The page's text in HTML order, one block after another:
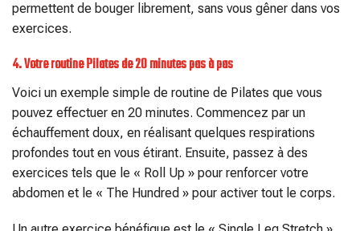
permettent de bouger librement, sans vous gêner dans vos
exercices.
4. Votre routine Pilates de 20 minutes pas à pas
Voici un exemple simple de routine de Pilates que vous
pouvez effectuer en 20 minutes. Commencez par un
échauffement doux, en réalisant quelques respirations
profondes tout en vous étirant. Ensuite, passez à des
exercices tels que le « Roll Up » pour renforcer votre
abdomen et le « The Hundred » pour activer tout le corps.